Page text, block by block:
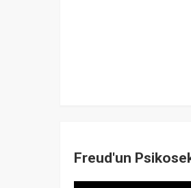
Freud'un